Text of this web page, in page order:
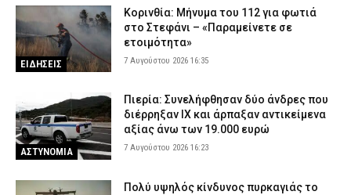
ΕΙΔΗΣΕΙΣ
Κορινθία: Μήνυμα του 112 για φωτιά
στο Στεφάνι – «Παραμείνετε σε
ετοιμότητα»
7 Αυγούστου 2026 16:35
ΑΣΤΥΝΟΜΙΑ
Πιερία: Συνελήφθησαν δύο άνδρες που
διέρρηξαν ΙΧ και άρπαξαν αντικείμενα
αξίας άνω των 19.000 ευρώ
7 Αυγούστου 2026 16:23
Πολύ υψηλός κίνδυνος πυρκαγιάς το